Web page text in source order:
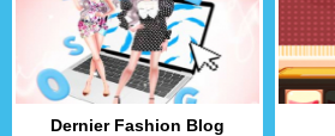
Dernier Fashion Blog